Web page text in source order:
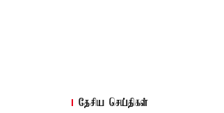
தேசிய செய்திகள்